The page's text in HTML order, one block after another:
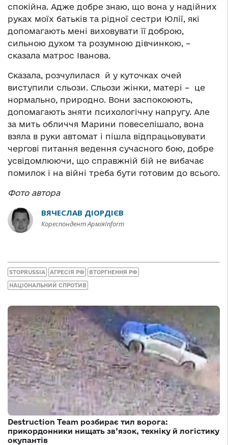
спокійна. Адже добре знаю, що вона у надійних
руках моїх батьків та рідної сестри Юлії, які
допомагають мені виховувати її доброю,
сильною духом та розумною дівчинкою, –
сказала матрос Іванова.
Сказала, розчулилася й у куточках очей
виступили сльози. Сльози жінки, матері – це
нормально, природно. Вони заспокоюють,
допомагають зняти психологічну напругу. Але
за мить обличчя Марини повеселішало, вона
взяла в руки автомат і пішла відпрацьовувати
чергові питання ведення сучасного бою, добре
усвідомлюючи, що справжній бій не вибачає
помилок і на війні треба бути готовим до всього.
Фото автора
ВЯЧЕСЛАВ ДІОРДІЄВ
Кореспондент АрміяInform
STOPRUSSIA АГРЕСІЯ РФ ВТОРГНЕННЯ РФ
НАЦІОНАЛЬНИЙ СПРОТИВ
Destruction Team розбирає тил ворога:
прикордонники нищать зв’язок, техніку й логістику
окупантів